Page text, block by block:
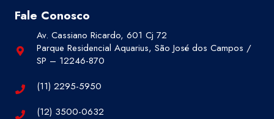
Fale Conosco
Av. Cassiano Ricardo, 601 Cj 72
Parque Residencial Aquarius, São José dos Campos /
SP – 12246-870
(11) 2295-5950
(12) 3500-0632